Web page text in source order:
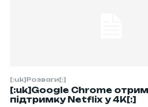
[:uk]Розваги[:]
[:uk]Google Chrome
підтримку Netflix у 4K[:]